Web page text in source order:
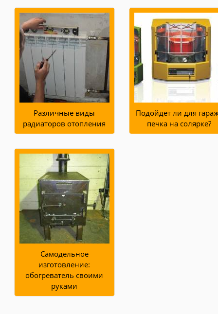
Различные виды
радиаторов отопления
Подойдет ли для
печка на солярке?
Самодельное
изготовление:
обогреватель своими
руками